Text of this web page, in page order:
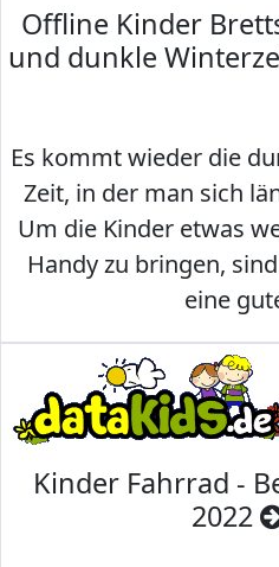
Offline Kinder
und dunkle
Es kommt wieder die
Zeit, in der man sich
Um die Kinder etwas
Handy zu bringen,
eine
Kinder Fahrrad -
2022